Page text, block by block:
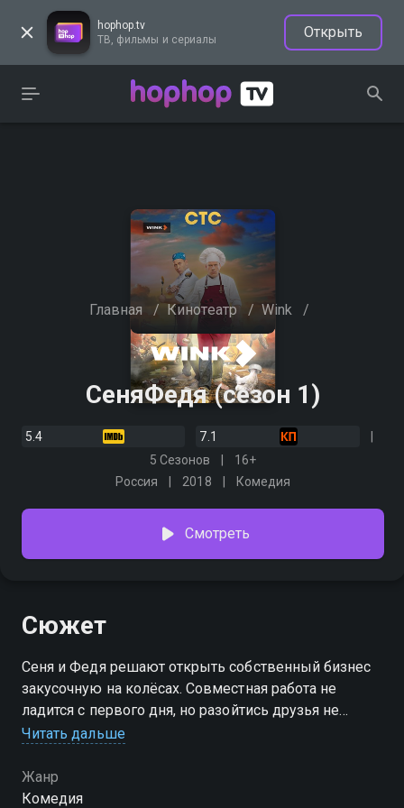
hophop.tv
ТВ, фильмы и сериалы
Открыть
Главная / Кинотеатр / Wink /
СеняФедя (сезон 1)
5.4
7.1
5 Сезонов
16+
Россия
2018 Комедия
Смотреть
Сюжет
Сеня и Федя решают открыть собственный бизнес 
закусочную на колёсах. Совместная работа не
ладится с первого дня, но разойтись друзья не
могут, ведь ничто так не объединяет людей, как
отношений, парни сталкиваются не только с
проблемой поиска компромиссов, но и с крупной
Читать дальше
Жанр
Комедия